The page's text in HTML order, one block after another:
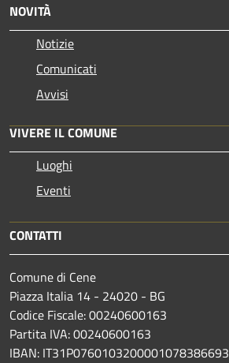
NOVITÀ
Notizie
Comunicati
Avvisi
VIVERE IL COMUNE
Luoghi
Eventi
CONTATTI
Comune di Cene
Piazza Italia 14 - 24020 - BG
Codice Fiscale: 00240600163
Partita IVA: 00240600163
IBAN: IT31P0760103200001078386693